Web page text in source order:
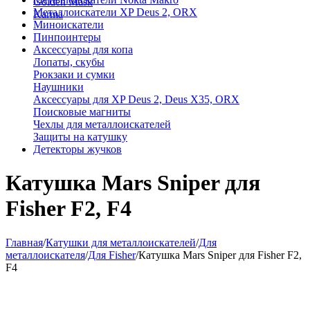
Karma
Металлоискатели XP Deus 2, ORX
Миноискатели
Пинпоинтеры
Аксессуары для копа
Лопаты, скубы
Рюкзаки и сумки
Наушники
Аксессуары для XP Deus 2, Deus X35, ORX
Поисковые магниты
Чехлы для металлоискателей
Защиты на катушку
Детекторы жучков
Катушка Mars Sniper для
Fisher F2, F4
Главная/Катушки для металлоискателей/Для
металлоискателя/Для Fisher/Катушка Mars Sniper для Fisher F2,
F4